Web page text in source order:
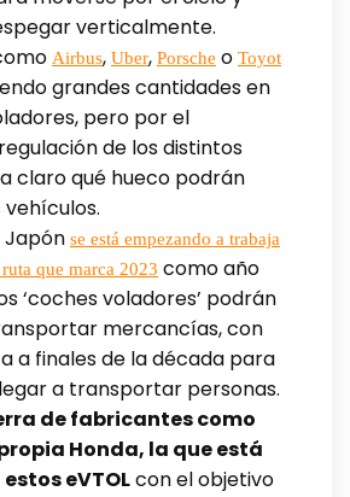
verticalmente.
Airbus, Uber, Porsche o Toyot
grandes cantidades en
pero por el
de los distintos
claro qué hueco podrán
Japón se está empezando a trabaja
que marca 2023 como año
‘coches voladores’ podrán
mercancías, con
a finales de la década para
a transportar personas.
de fabricantes como
Honda, la que está
eVTOLcon el objetivo